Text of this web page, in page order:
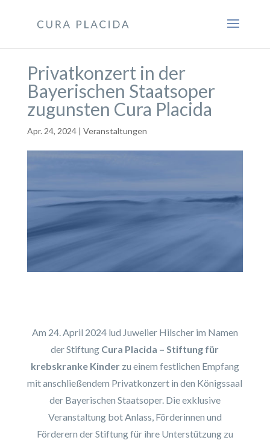
Privatkonzert in der
Bayerischen Staatsoper
zugunsten Cura Placida
Apr. 24, 2024| Veranstaltungen
Am 24. April 2024 lud Juwelier Hilscher im Namen
der Stiftung Cura Placida – Stiftung für
krebskranke Kinderzu einem festlichen Empfang
mit anschließendem Privatkonzert in den Königssaal
der Bayerischen Staatsoper. Die exklusive
Veranstaltung bot Anlass, Förderinnen und
Förderern der Stiftung für ihre Unterstützung zu